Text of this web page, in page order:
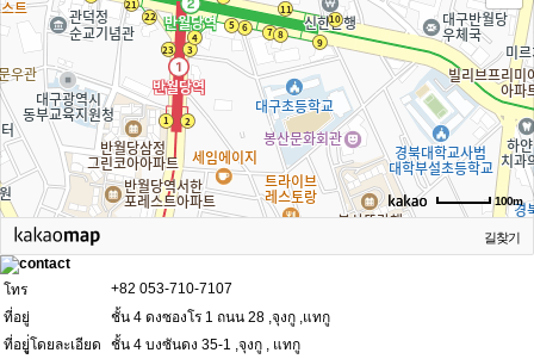
100m
길찾기
โทร
+82 053-710-7107
ที่อยู่
ชั้น 4 ดงซองโร 1 ถนน 28 ,จุงกู ,แทกู
ที่อยูู่่โดยละเอียด
ชั้น 4 บงซันดง 35-1 ,จุงกู , แทกู